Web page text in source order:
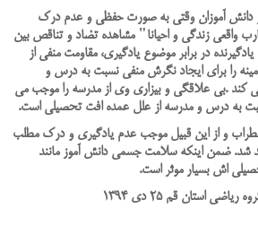
دانش آموزان وقتي به صورت حفظي و عدم درک
واقعي زندگي و احيانا" مشاهده تضاد و تناقص بين
در برابر موضوع يادگيري، مقاومت منفي از
را براي ايجاد نگرش منفي نسبت به درس و
کند .بي علاقگي و بيزاري وي از مدرسه را موجب مي
به درس و مدرسه از علل عمده افت تحصيلي است.
و از اين قبيل موجب عدم يادگيري و درک مطلب
شد. ضمن اينکه سلامت جسمي دانش آموز مانند
اش بسيار موثر است.
ریاضی استان قم 25 دی 1394